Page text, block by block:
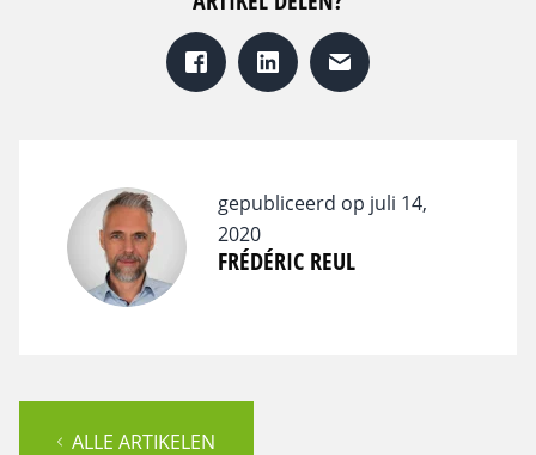
gepubliceerd op juli 14,
2020
FRÉDÉRIC REUL
ALLE ARTIKELEN